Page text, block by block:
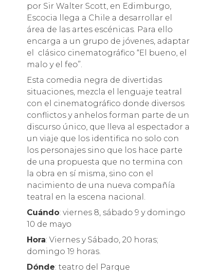
por Sir Walter Scott, en Edimburgo,
Escocia llega a Chile a desarrollar el
área de las artes escénicas. Para ello
encarga a un grupo de jóvenes, adaptar
el clásico cinematográfico “El bueno, el
malo y el feo”.
Esta comedia negra de divertidas
situaciones, mezcla el lenguaje teatral
con el cinematográfico donde diversos
conflictos y anhelos forman parte de un
discurso único, que lleva al espectador a
un viaje que los identifica no solo con
los personajes sino que los hace parte
de una propuesta que no termina con
la obra en sí misma, sino con el
nacimiento de una nueva compañía
teatral en la escena nacional.
Cuándo: viernes 8, sábado 9 y domingo
10 de mayo
Hora: Viernes y Sábado, 20 horas;
domingo 19 horas.
Dónde: teatro del Parque